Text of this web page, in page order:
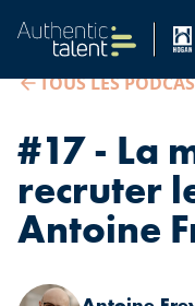
TOUS LES
#17 - La
recruter
Antoine